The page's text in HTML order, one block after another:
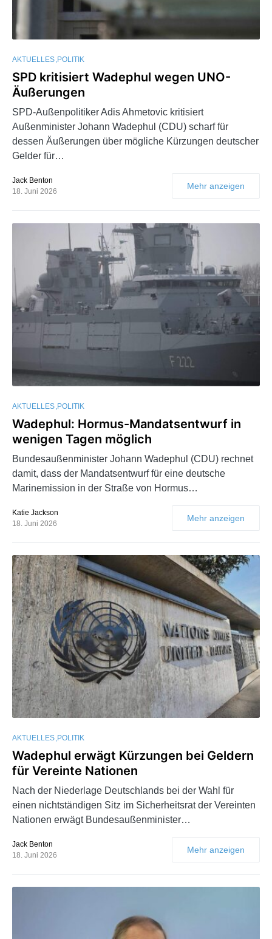
AKTUELLES POLITIK
SPD kritisiert Wadephul wegen UNO-
Äußerungen
SPD-Außenpolitiker Adis Ahmetovic kritisiert
Außenminister Johann Wadephul (CDU) scharf für
dessen Äußerungen über mögliche Kürzungen deutscher
Gelder für…
Jack Benton
18. Juni 2026
Mehr anzeigen
AKTUELLES POLITIK
Wadephul: Hormus-Mandatsentwurf in
wenigen Tagen möglich
Bundesaußenminister Johann Wadephul (CDU) rechnet
damit, dass der Mandatsentwurf für eine deutsche
Marinemission in der Straße von Hormus…
Katie Jackson
18. Juni 2026
Mehr anzeigen
AKTUELLES POLITIK
Wadephul erwägt Kürzungen bei Geldern
für Vereinte Nationen
Nach der Niederlage Deutschlands bei der Wahl für
einen nichtständigen Sitz im Sicherheitsrat der Vereinten
Nationen erwägt Bundesaußenminister…
Jack Benton
18. Juni 2026
Mehr anzeigen